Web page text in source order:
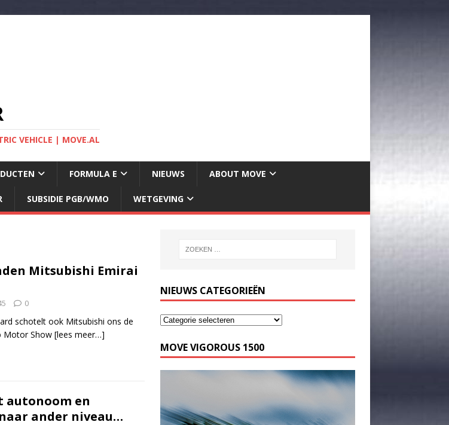
VEHICLE | MOVE.AL
FORMULA E NIEUWS ABOUT MOVE
SUBSIDIE PGB/WMO WETGEVING
Mitsubishi Emirai
0
schotelt ook Mitsubishi ons de
Motor Show [lees meer…]
autonoom en
ander niveau…
NIEUWS CATEGORIEËN
MOVE VIGOROUS 1500